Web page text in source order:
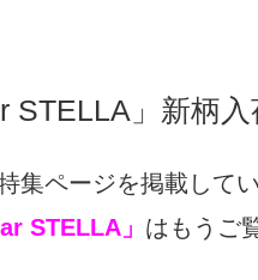
STELLA」新柄
集ページを掲載して
STELLA」 はもうご